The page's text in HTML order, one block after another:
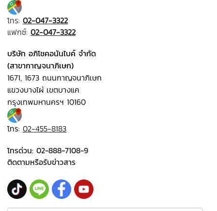
โทร: 02-047-3322
แฟกซ์: 02-047-3322
บริษัท อภิโชคอนันไบค์ จำกัด
(สาขากาญจนาภิเษก)
1671, 1673 ถนนกาญจนาภิเษก
แขวงบางไผ่ เขตบางแค
กรุงเทพมหานครฯ 10160
โทร: 02-455-8183
โทรด่วน: 02-888-7108-9
ติดตามหรือรับข่าวสาร